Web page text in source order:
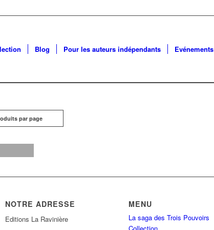
Blog Pour les auteurs indépendants Evénements
par page
NOTRE ADRESSE
Editions La Ravinière
MENU
La saga des Trois Pouvoirs